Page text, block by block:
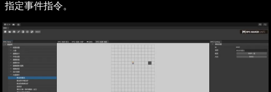
指定事件指令。